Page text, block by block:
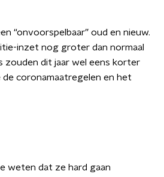
“onvoorspelbaar” oud en nieuw.
inzet nog groter dan normaal
zouden dit jaar wel eens korter
de coronamaatregelen en het
weten dat ze hard gaan